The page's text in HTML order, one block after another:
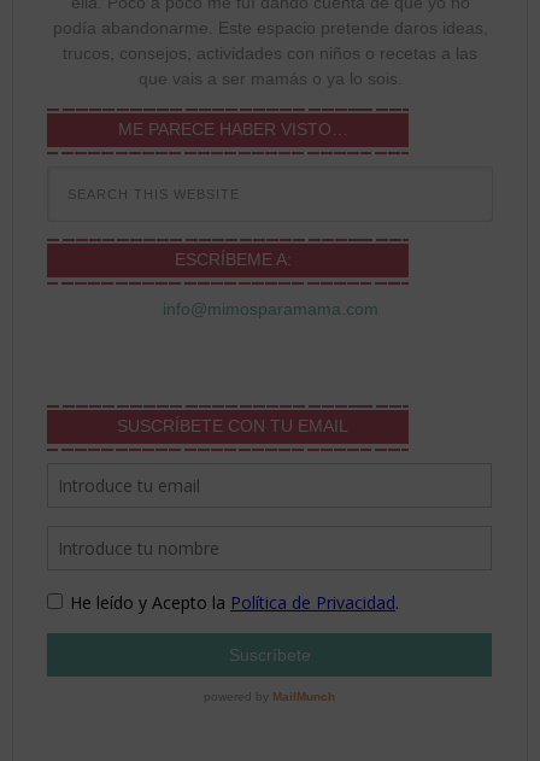
podía abandonarme. Este espacio pretende daros ideas,
trucos, consejos, actividades con niños o recetas a las
que vais a ser mamás o ya lo sois.
ME PARECE HABER VISTO…
ESCRÍBEME A:
info@mimosparamama.com
SUSCRÍBETE CON TU EMAIL